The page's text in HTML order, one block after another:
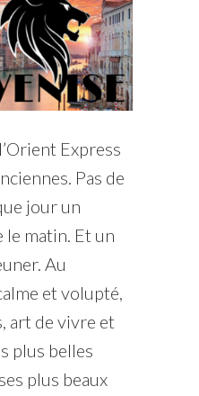
Express
Pas de
jour un
le matin. Et un
Au
et volupté,
art de vivre et
plus belles
plus beaux